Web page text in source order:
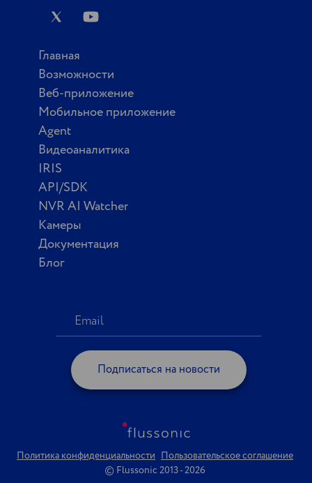
Главная
Возможности
Веб-приложение
Мобильное приложение
Agent
Видеоаналитика
IRIS
API/SDK
NVR AI Watcher
Камеры
Документация
Блог
Подписаться на новости
Политика конфиденциальности Пользовательское соглашение
© Flussonic 2013 - 2026